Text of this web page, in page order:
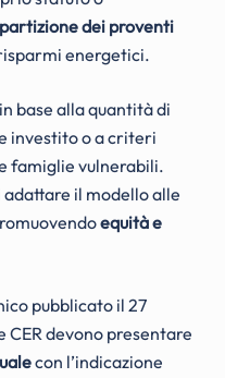
dei proventi
energetici.
base alla quantità di
investito o a criteri
famiglie vulnerabili.
il modello alle
equità e
pubblicato il 27
devono presentare
con l’indicazione